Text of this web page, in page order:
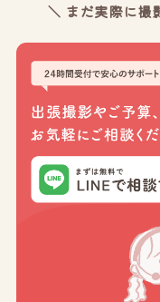
＼ まだ実際に撮